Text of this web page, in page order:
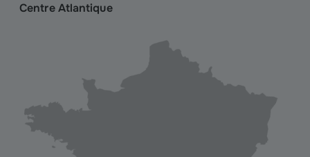
Centre Atlantique